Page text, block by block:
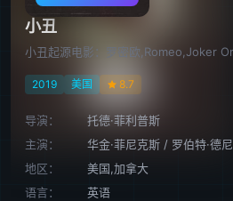
小丑
小丑起源电影：罗密欧,Romeo,Joker
2019 美国 8.7
导演：
托德·菲利普斯
主演：
华金·菲尼克斯 / 罗伯特·德
地区：
美国,加拿大
语言：
英语